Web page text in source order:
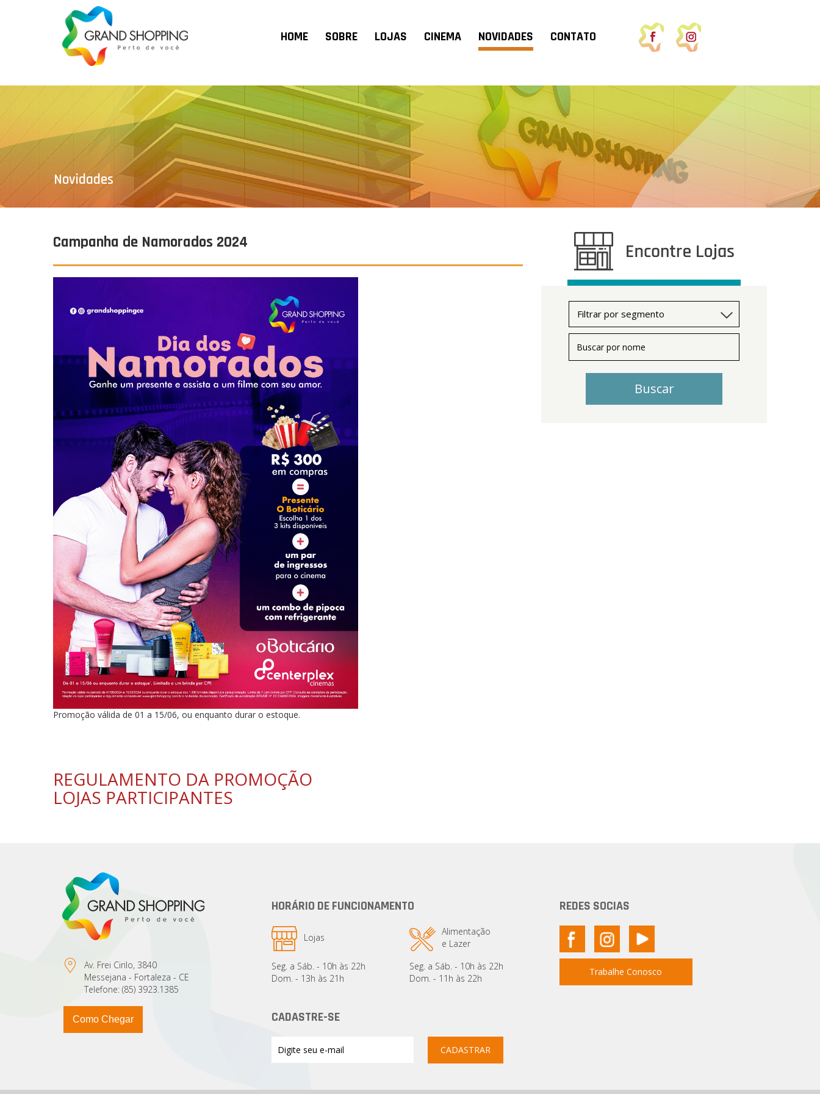
HOME SOBRE LOJAS CINEMA NOVIDADES CONTATO
Novidades
Campanha de Namorados 2024
Promoção válida de 01 a 15/06, ou enquanto durar o estoque.
REGULAMENTO DA PROMOÇÃO
LOJAS PARTICIPANTES
Buscar
Av. Frei Cirilo, 3840
Messejana - Fortaleza - CE
Telefone: (85) 3923.1385
Como Chegar
HORÁRIO DE FUNCIONAMENTO
Lojas
Seg. a Sáb. - 10h às 22h
Dom. - 13h às 21h
Alimentação
e Lazer
Seg. a Sáb. - 10h às 22h
Dom. - 11h às 22h
CADASTRE-SE
REDES SOCIAS
Trabalhe Conosco